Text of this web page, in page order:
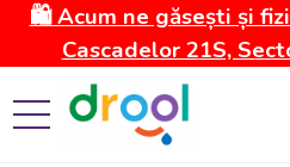
🛍️ Acum ne găsești și
Cascadelor 21S,